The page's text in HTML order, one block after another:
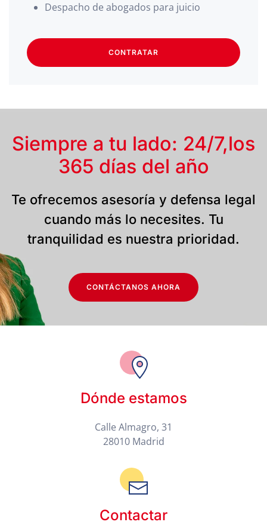
Despacho de abogados para juicio
CONTRATAR
Siempre a tu lado: 24/7,los
365 días del año
Te ofrecemos asesoría y defensa legal
cuando más lo necesites. Tu
tranquilidad es nuestra prioridad.
CONTÁCTANOS AHORA
Dónde estamos
Calle Almagro, 31
28010 Madrid
Contactar